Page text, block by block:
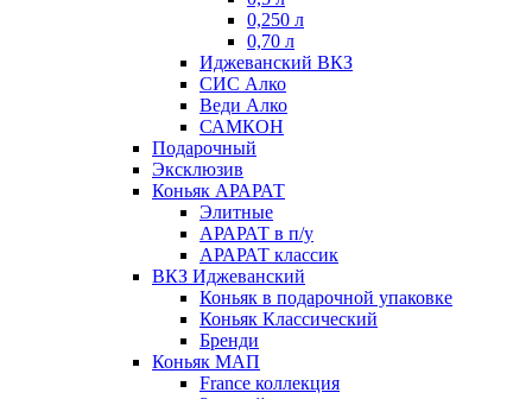
0,250 л
0,70 л
Иджеванский ВКЗ
СИС Алко
Веди Алко
САМКОН
Подарочный
Эксклюзив
Коньяк АРАРАТ
Элитные
АРАРАТ в п/у
АРАРАТ классик
ВКЗ Иджеванский
Коньяк в подарочной упаковке
Коньяк Классический
Бренди
Коньяк МАП
France коллекция